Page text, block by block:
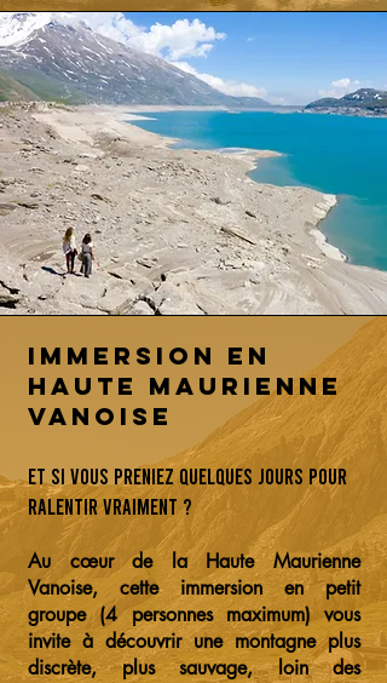
Immersion en
Haute Maurienne
Vanoise
Et si vous preniez quelques jours pour
ralentir vraiment ?
Au cœur de la Haute Maurienne
Vanoise, cette immersion en petit
groupe (4 personnes maximum) vous
invite à découvrir une montagne plus
discrète, plus sauvage, loin des